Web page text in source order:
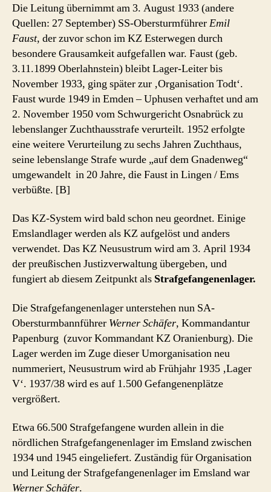
Die Leitung übernimmt am 3. August 1933 (andere
Quellen: 27 September) SS-ObersturmführerEmil
Faust, der zuvor schon im KZ Esterwegen durch
besondere Grausamkeit aufgefallen war. Faust (geb.
3.11.1899 Oberlahnstein) bleibt Lager-Leiter bis
November 1933, ging später zur ‚Organisation Todt‘.
Faust wurde 1949 in Emden – Uphusen verhaftet und am
2. November 1950 vom Schwurgericht Osnabrück zu
lebenslanger Zuchthausstrafe verurteilt. 1952 erfolgte
eine weitere Verurteilung zu sechs Jahren Zuchthaus,
seine lebenslange Strafe wurde „auf dem Gnadenweg“
umgewandelt in 20 Jahre, die Faust in Lingen / Ems
verbüßte. [B]
Das KZ-System wird bald schon neu geordnet. Einige
Emslandlager werden als KZ aufgelöst und anders
verwendet. Das KZ Neusustrum wird am 3. April 1934
der preußischen Justizverwaltung übergeben, und
fungiert ab diesem Zeitpunkt als Strafgefangenenlager.
Die Strafgefangenenlager unterstehen nun SA-
Obersturmbannführer Werner Schäfer, Kommandantur
Papenburg (zuvor Kommandant KZ Oranienburg). Die
Lager werden im Zuge dieser Umorganisation neu
nummeriert, Neusustrum wird ab Frühjahr 1935 ‚Lager
V‘. 1937/38 wird es auf 1.500 Gefangenenplätze
vergrößert.
Etwa 66.500 Strafgefangene wurden allein in die
nördlichen Strafgefangenenlager im Emsland zwischen
1934 und 1945 eingeliefert. Zuständig für Organisation
und Leitung der Strafgefangenenlager im Emsland war
Werner Schäfer.